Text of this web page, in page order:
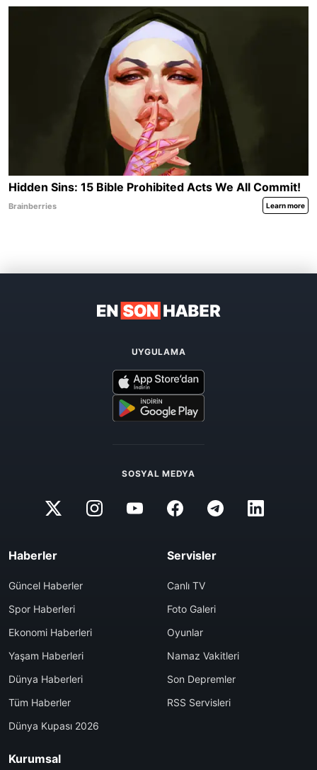
UYGULAMA
SOSYAL MEDYA
Haberler
Güncel Haberler
Spor Haberleri
Ekonomi Haberleri
Yaşam Haberleri
Dünya Haberleri
Tüm Haberler
Dünya Kupası 2026
Servisler
Canlı TV
Foto Galeri
Oyunlar
Namaz Vakitleri
Son Depremler
RSS Servisleri
Kurumsal